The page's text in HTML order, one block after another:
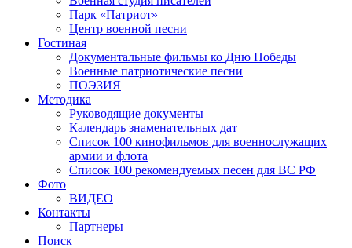
Парк «Патриот»
Центр военной песни
Гостиная
Документальные фильмы ко Дню Победы
Военные патриотические песни
ПОЭЗИЯ
Методика
Руководящие документы
Календарь знаменательных дат
Список 100 кинофильмов для военнослужащих
армии и флота
Список 100 рекомендуемых песен для ВС РФ
Фото
ВИДЕО
Контакты
Партнеры
Поиск